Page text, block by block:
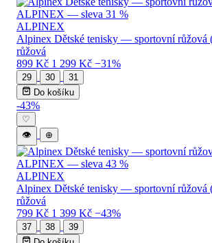
ALPINEX
Alpinex Dětské tenisky — sportovní růžová
růžová
899 Kč 1 299 Kč −31%
29 30
31
Do košíku
-43%
♡
👁
⊕
ALPINEX
Alpinex Dětské tenisky — sportovní růžová
růžová
799 Kč 1 399 Kč −43%
37 38
39